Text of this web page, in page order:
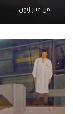
من عبير زبون